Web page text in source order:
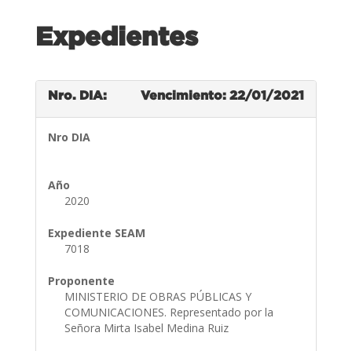
Expedientes
Nro. DIA: Vencimiento: 22/01/2021
Nro DIA
Año
2020
Expediente SEAM
7018
Proponente
MINISTERIO DE OBRAS PÚBLICAS Y
COMUNICACIONES. Representado por la
Señora Mirta Isabel Medina Ruiz